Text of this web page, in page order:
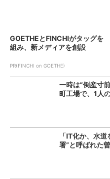
GOETHEとFINCHIがタッグを
組み、新メディアを創設
PR(FINCHI on GOETHE)
一時は“倒産寸
町工場で、1人
「IT化か、水
署”と呼ばれた